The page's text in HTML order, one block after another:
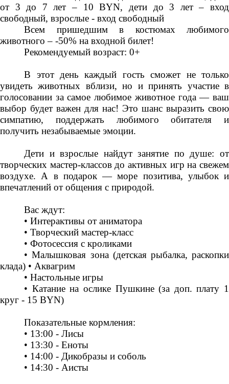
от 3 до 7 лет – 10 BYN, дети до 3 лет – вход
свободный, взрослые - вход свободный
Всем пришедшим в костюмах любимого
животного – -50% на входной билет!
Рекомендуемый возраст: 0+
В этот день каждый гость сможет не только
увидеть животных вблизи, но и принять участие в
голосовании за самое любимое животное года — ваш
выбор будет важен для нас! Это шанс выразить свою
симпатию, поддержать любимого обитателя и
получить незабываемые эмоции.
Дети и взрослые найдут занятие по душе: от
творческих мастер-классов до активных игр на свежем
воздухе. А в подарок — море позитива, улыбок и
впечатлений от общения с природой.
Вас ждут:
• Интерактивы от аниматора
• Творческий мастер-класс
• Фотосессия с кроликами
• Малышковая зона (детская рыбалка, раскопки
клада) • Аквагрим
• Настольные игры
• Катание на ослике Пушкине (за доп. плату 1
круг - 15 BYN)
Показательные кормления:
• 13:00 - Лисы
• 13:30 - Еноты
• 14:00 - Дикобразы и соболь
• 14:30 - Аисты